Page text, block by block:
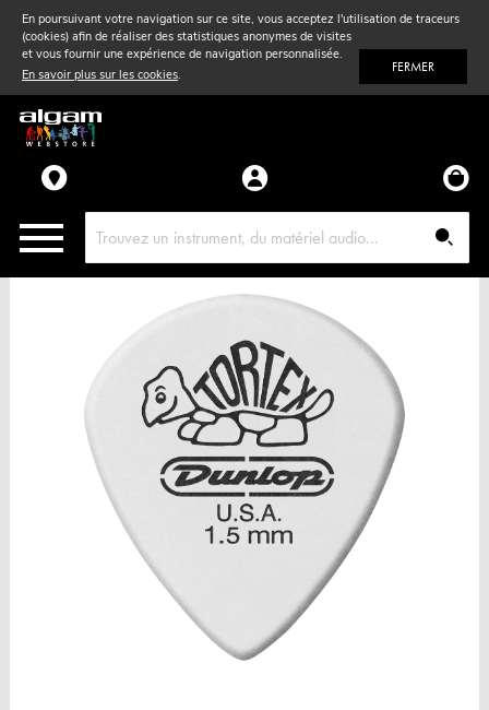
En poursuivant votre navigation sur ce site, vous acceptez l'utilisation de traceurs
(cookies) afin de réaliser des statistiques anonymes de visites
et vous fournir une expérience de navigation personnalisée.
En savoir plus sur les cookies. FERMER
Vent& Violon
Accessoires
Pièces détachées